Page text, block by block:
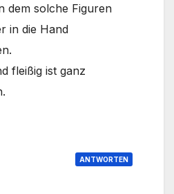
dem solche Figuren
in die Hand
fleißig ist ganz
ANTWORTEN